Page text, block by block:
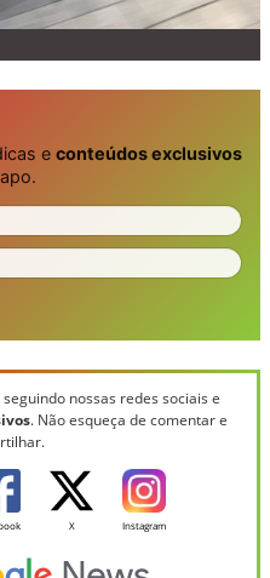
e conteúdos exclusivos
nossas redes sociais e
. Não esqueça de comentar e
X Instagram